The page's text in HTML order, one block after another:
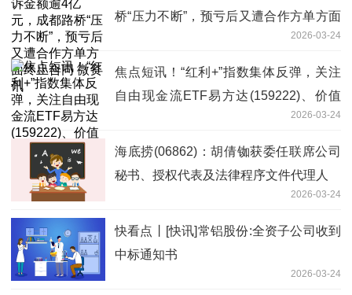
桥“压力不断”，预亏后又遭合作方单方面
2026-03-24
焦点短讯！“红利+”指数集体反弹，关注
自由现金流ETF易方达(159222)、价值
2026-03-24
海底捞(06862)：胡倩铷获委任联席公司
秘书、授权代表及法律程序文件代理人
2026-03-24
快看点丨[快讯]常铝股份:全资子公司收到
中标通知书
2026-03-24